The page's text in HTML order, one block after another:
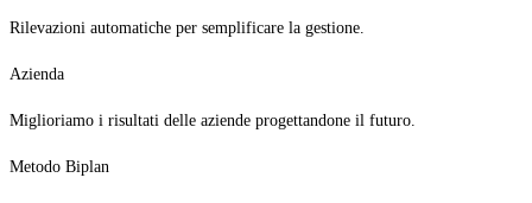
Rilevazioni automatiche per semplificare la gestione.
Azienda
Miglioriamo i risultati delle aziende progettandone il futuro.
Metodo Biplan